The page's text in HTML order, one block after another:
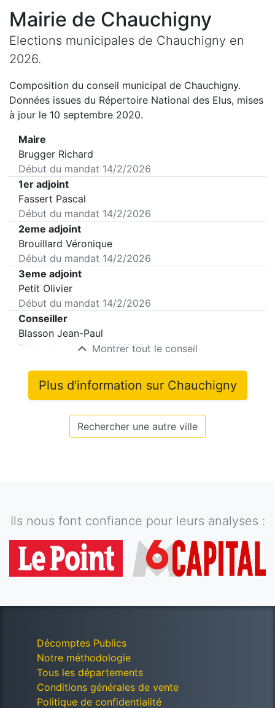
Mairie de Chauchigny
Elections municipales de Chauchigny en
2026.
Composition du conseil municipal de Chauchigny.
Données issues du Répertoire National des Elus, mises
à jour le 10 septembre 2020.
Maire
Brugger Richard
Début du mandat 14/2/2026
1er adjoint
Fassert Pascal
Début du mandat 14/2/2026
2eme adjoint
Brouillard Véronique
Début du mandat 14/2/2026
3eme adjoint
Petit Olivier
Début du mandat 14/2/2026
Conseiller
Blasson Jean-Paul
Début du mandat14/2/2026
Montrer tout le conseil
Plus d'information sur Chauchigny
Rechercher une autre ville
Ils nous font confiance pour leurs analyses :
Décomptes Publics
Notre méthodologie
Tous les départements
Conditions générales de vente
Politique de confidentialité